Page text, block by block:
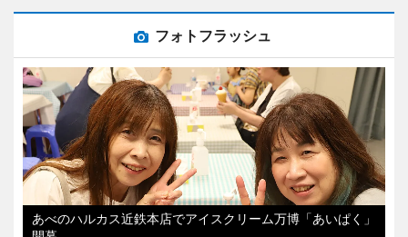
フォトフラッシュ
あべのハルカス近鉄本店でアイスクリーム万博「あいぱく」